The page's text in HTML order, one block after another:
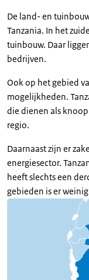
De land- en
Tanzania. In het
tuinbouw. Daar
bedrijven.
Ook op het gebied
mogelijkheden.
die dienen als
regio.
Daarnaast zijn er
energiesector.
heeft slechts een
gebieden is er